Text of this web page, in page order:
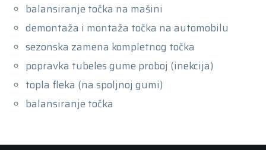
balansiranje točka na mašini
demontaža i montaža točka na automobilu
sezonska zamena kompletnog točka
popravka tubeles gume proboj (inekcija)
topla fleka (na spoljnoj gumi)
balansiranje točka